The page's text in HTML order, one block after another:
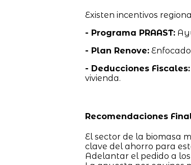
Existen incentivos
- Programa PRAAST:
- Plan Renove:
- Deducciones Fiscales:
vivienda.
Recomendaciones
El sector de la biomasa
clave del ahorro para
Adelantar el pedido a